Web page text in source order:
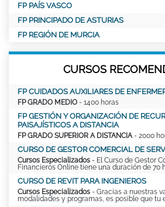
FP PAÍS VASCO
FP PRINCIPADO DE ASTURIAS
FP REGIÓN DE MURCIA
CURSOS
FP CUIDADOS AUXILIARES DE
FP GRADO MEDIO - 1400 horas
FP GESTIÓN Y ORGANIZACIÓN DE
PAISAJÍSTICOS A DISTANCIA
FP GRADO SUPERIOR A DISTANCIA - 2000
CURSO DE GESTOR COMERCIAL DE
Cursos Especializados - El Curso de Gestor
Financieros Online tiene una duración de 70
CURSO DE REVIT PARA INGENIEROS
Cursos Especializados - Gracias a nuestras
modalidades y programas, es posible que tu